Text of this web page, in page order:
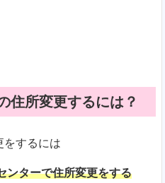
住所変更するには？
をするには
ンターで住所変更をする